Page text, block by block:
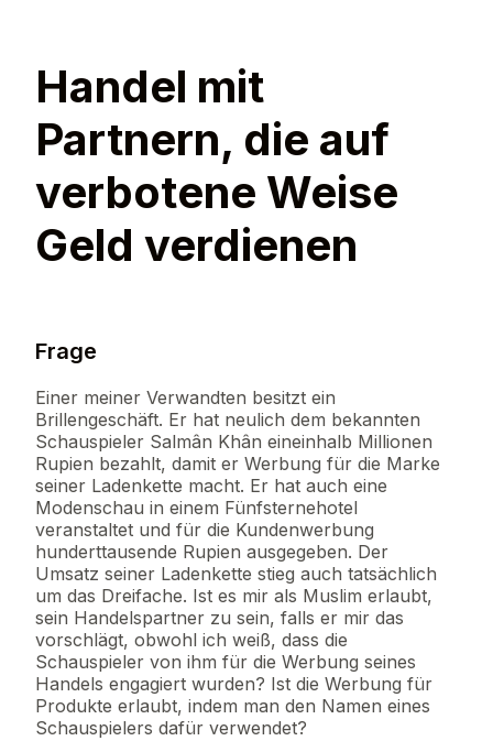
Handel mit
Partnern, die auf
verbotene Weise
Geld verdienen
Frage
Einer meiner Verwandten besitzt ein
Brillengeschäft. Er hat neulich dem bekannten
Schauspieler Salmân Khân eineinhalb Millionen
Rupien bezahlt, damit er Werbung für die Marke
seiner Ladenkette macht. Er hat auch eine
Modenschau in einem Fünfsternehotel
veranstaltet und für die Kundenwerbung
hunderttausende Rupien ausgegeben. Der
Umsatz seiner Ladenkette stieg auch tatsächlich
um das Dreifache. Ist es mir als Muslim erlaubt,
sein Handelspartner zu sein, falls er mir das
vorschlägt, obwohl ich weiß, dass die
Schauspieler von ihm für die Werbung seines
Handels engagiert wurden? Ist die Werbung für
Produkte erlaubt, indem man den Namen eines
Schauspielers dafür verwendet?